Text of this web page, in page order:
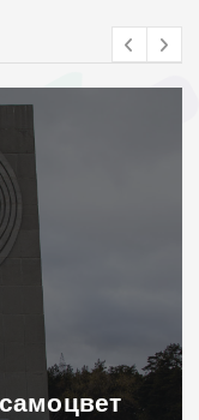
решение